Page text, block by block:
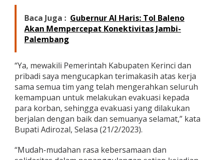
a
E
e
n
y
a
n
g
T
e
l
h
Baca Juga : Gubernur Al Haris: Tol Baleno
Akan Mempercepat Konektivitas Jambi-
Palembang
“Ya, mewakili Pemerintah Kabupaten Kerinci dan
pribadi saya mengucapkan terimakasih atas kerja
sama semua tim yang telah mengerahkan seluruh
kemampuan untuk melakukan evakuasi kepada
para korban, sehingga evakuasi yang dilakukan
berjalan dengan baik dan semuanya selamat,” kata
Bupati Adirozal, Selasa (21/2/2023).
“Mudah-mudahan rasa kebersamaan dan